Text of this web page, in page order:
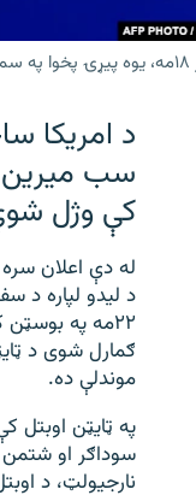
د امریکا
سب میرین
کې وژل
له دې اعلان
د لیدو لپاره د
۲۲مه په
موندلې ده.
په ټایټن اوبتل
سوداګر او شتمن
نارجیولټ، د